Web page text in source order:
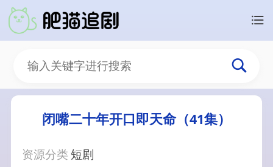
闭嘴二十年开口即天命（41集）
资源分类 短剧